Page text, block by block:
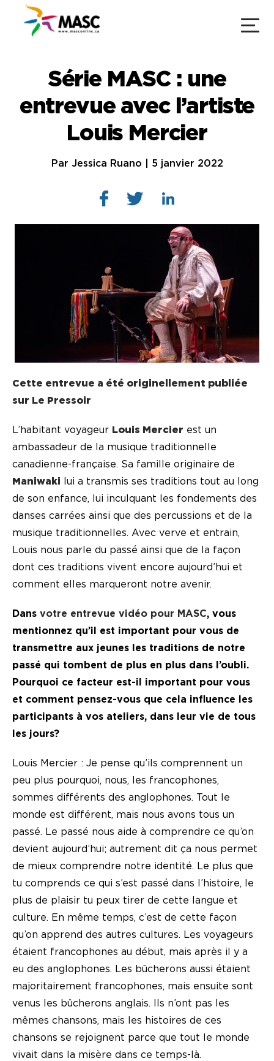
Série MASC : une
entrevue avec l’artiste
Louis Mercier
Par Jessica Ruano | 5 janvier 2022
Cette entrevue a été originellement publiée
sur Le Pressoir
L’habitant voyageur Louis Mercier est un
ambassadeur de la musique traditionnelle
canadienne-française. Sa famille originaire de
Maniwaki lui a transmis ses traditions tout au long
de son enfance, lui inculquant les fondements des
danses carrées ainsi que des percussions et de la
musique traditionnelles. Avec verve et entrain,
Louis nous parle du passé ainsi que de la façon
dont ces traditions vivent encore aujourd’hui et
comment elles marqueront notre avenir.
Dans votre entrevue vidéo pour MASC, vous
mentionnez qu’il est important pour vous de
transmettre aux jeunes les traditions de notre
passé qui tombent de plus en plus dans l’oubli.
Pourquoi ce facteur est-il important pour vous
et comment pensez-vous que cela influence les
participants à vos ateliers, dans leur vie de tous
les jours?
Louis Mercier : Je pense qu’ils comprennent un
peu plus pourquoi, nous, les francophones,
sommes différents des anglophones. Tout le
monde est différent, mais nous avons tous un
passé. Le passé nous aide à comprendre ce qu’on
devient aujourd’hui; autrement dit ça nous permet
de mieux comprendre notre identité. Le plus que
tu comprends ce qui s’est passé dans l’histoire, le
plus de plaisir tu peux tirer de cette langue et
culture. En même temps, c’est de cette façon
qu’on apprend des autres cultures. Les voyageurs
étaient francophones au début, mais après il y a
eu des anglophones. Les bûcherons aussi étaient
majoritairement francophones, mais ensuite sont
venus les bûcherons anglais. Ils n’ont pas les
mêmes chansons, mais les histoires de ces
chansons se rejoignent parce que tout le monde
vivait dans la misère dans ce temps-là.